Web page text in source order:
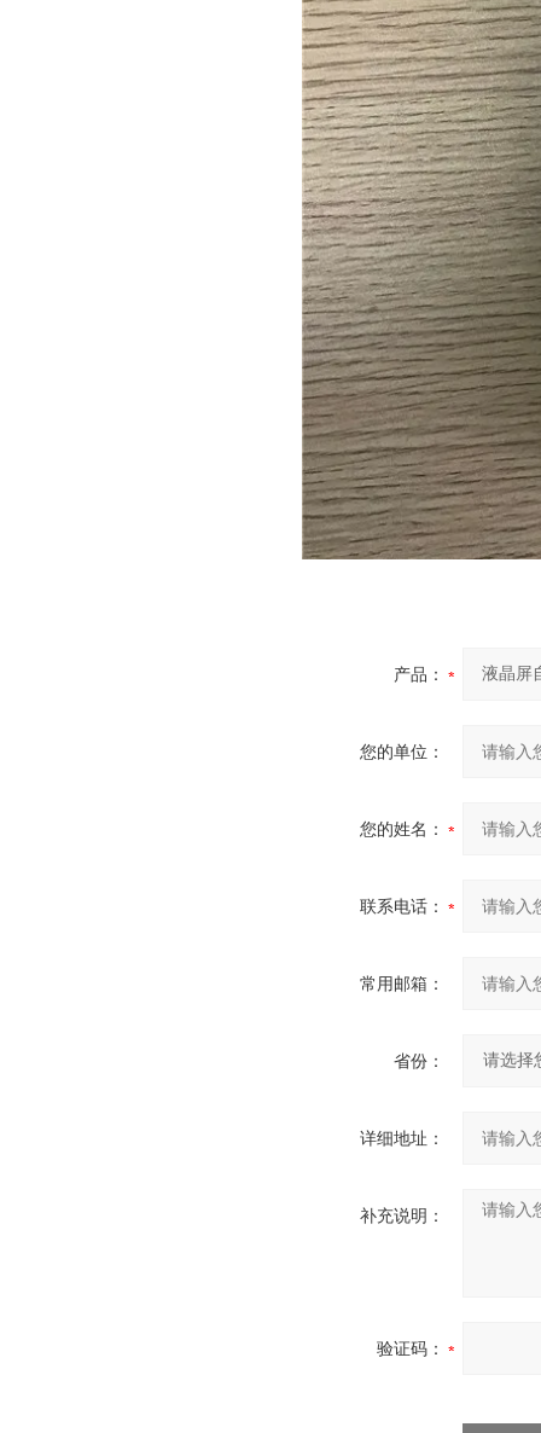
产品：
您的单位：
您的姓名：
联系电话：
常用邮箱：
省份：
详细地址：
补充说明：
验证码：